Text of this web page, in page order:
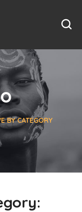
BY CATEGORY